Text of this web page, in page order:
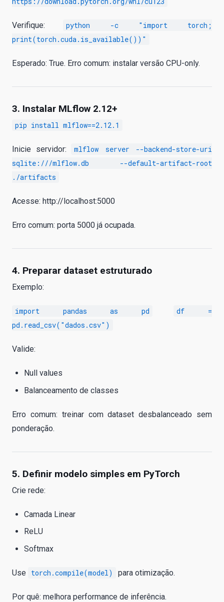
Verifique:
python -c "import torch;
print(torch.cuda.is_available())"
Esperado: True. Erro comum: instalar versão CPU-only.
3. Instalar MLflow 2.12+
pip install mlflow==2.12.1
Inicie servidor:
mlflow server --backend-store-uri
sqlite:///mlflow.db --default-artifact-root
./artifacts
Acesse: http://localhost:5000
Erro comum: porta 5000 já ocupada.
4. Preparar dataset estruturado
Exemplo:
import pandas as pd
df =
pd.read_csv("dados.csv")
Valide:
Null values
Balanceamento de classes
Erro comum: treinar com dataset desbalanceado sem
ponderação.
5. Definir modelo simples em PyTorch
Crie rede:
Camada Linear
ReLU
Softmax
Use torch.compile(model) para otimização.
Por quê: melhora performance de inferência.